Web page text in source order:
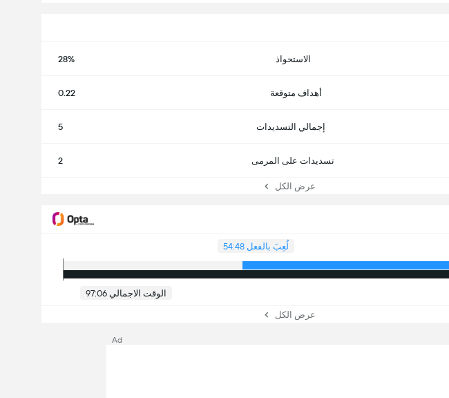
الاستحواذ 28%
أهداف متوقعة 0.22
إجمالي التسديدات 5
تسديدات على المرمى 2
عرض الكل
لُعِبَ بالفعل 54:48
الوقت الاجمالي 97:06
عرض الكل
Ad